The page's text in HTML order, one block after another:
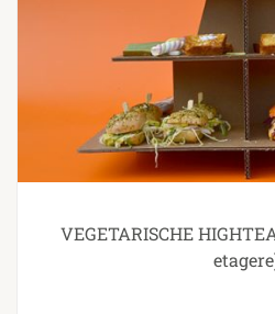
VEGETARISCHE